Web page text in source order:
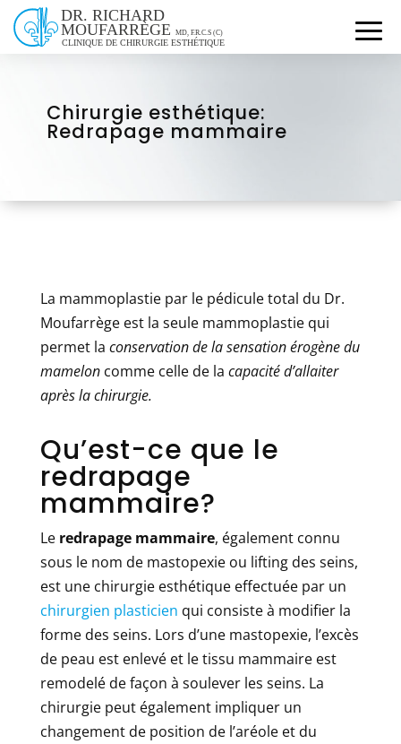
Chirurgie esthétique:
Redrapage mammaire
La mammoplastie par le pédicule total du Dr.
Moufarrège est la seule mammoplastie qui
permet la conservation de la sensation érogène du
mameloncomme celle de la capacité d’allaiter
après la chirurgie.
Qu’est-ce que le
redrapage
mammaire?
Le redrapage mammaire, également connu
sous le nom de mastopexie ou lifting des seins,
est une chirurgie esthétique effectuée par un
chirurgien plasticien qui consiste à modifier la
forme des seins. Lors d’une mastopexie, l’excès
de peau est enlevé et le tissu mammaire est
remodelé de façon à soulever les seins. La
chirurgie peut également impliquer un
changement de position de l’aréole et du